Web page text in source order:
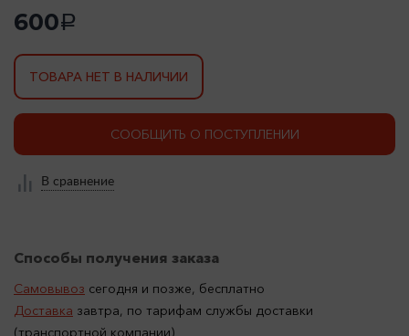
600a
ТОВАРА НЕТ В НАЛИЧИИ
СООБЩИТЬ О ПОСТУПЛЕНИИ
В сравнение
Способы получения заказа
Самовывоз сегодня и позже, бесплатно
Доставка завтра, по тарифам службы доставки
(транспортной компании)